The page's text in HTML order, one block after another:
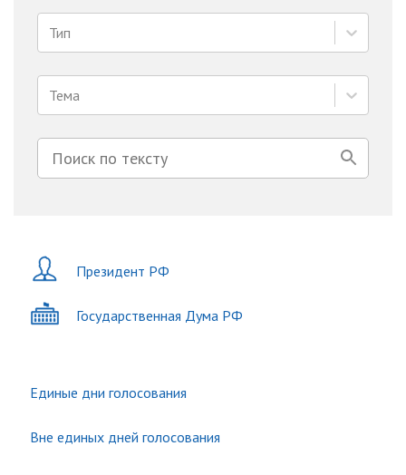
Тип
Тема
Президент РФ
Государственная Дума РФ
Единые дни голосования
Вне единых дней голосования